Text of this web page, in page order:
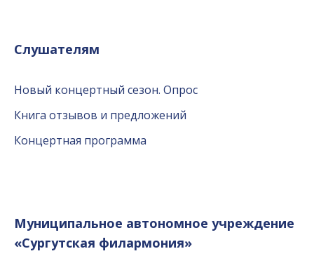
Слушателям
Новый концертный сезон. Опрос
Книга отзывов и предложений
Концертная программа
Муниципальное автономное учреждение
«Сургутская филармония»